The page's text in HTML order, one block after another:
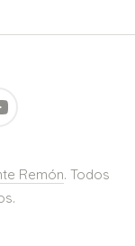
Remón. Todos